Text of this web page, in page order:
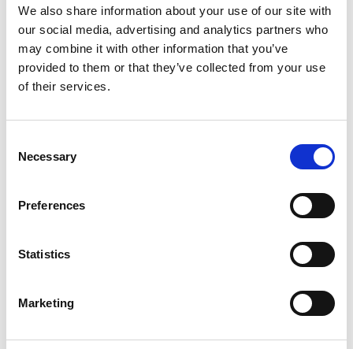
We also share information about your use of our site with
our social media, advertising and analytics partners who
may combine it with other information that you’ve
provided to them or that they’ve collected from your use
of their services.
Selection
Necessary
Preferences
Statistics
Marketing
„Finanzen stehen im Mittelpunkt“, sagt Piotr Kocot,
Partner bei PwC Polen. „Doch mit der Erweiterung der
CFO-Rolle wird nahezu jede Abteilung Teil dieser
Mission, indem sie zur strategischen Vision und
langfristigen Ausrichtung des Unternehmens beiträgt.
vernetztes System von Rollen und Verantwortlichkeiten,
stellt. Unsere Zusammenarbeit mit Esker soll diese
breitere Perspektive unterstützen, indem Technologie
und Prozessdesign mit strategischen Zielen in Einklang
gebracht werden.“
Esker Synergy AI transformiert zentrale Finanzfunktionen
wie Rechnungsverarbeitung, Auftragsmanagement und
Datenqualität zu verbessern und mehr Transparenz in
Finanzabläufe zu bringen. Durch den Einsatz von KI